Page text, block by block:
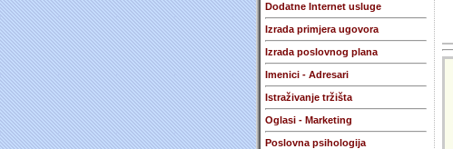
Dodatne Internet usluge
Izrada primjera ugovora
Izrada poslovnog plana
Imenici - Adresari
Istraživanje tržišta
Oglasi - Marketing
Poslovna psihologija